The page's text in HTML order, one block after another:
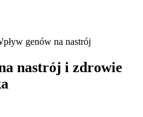
nastrój i zdrowie